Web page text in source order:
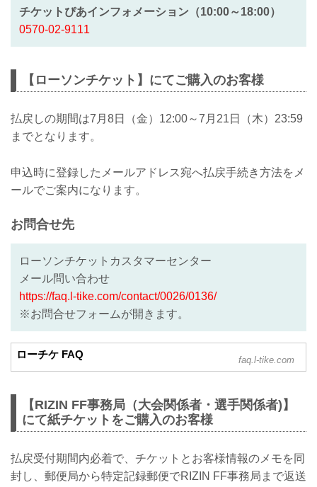
チケットぴあインフォメーション（10:00～18:00）
0570-02-9111
【ローソンチケット】にてご購入のお客様
払戻しの期間は7月8日（金）12:00～7月21日（木）23:59
までとなります。
申込時に登録したメールアドレス宛へ払戻手続き方法をメ
ールでご案内になります。
お問合せ先
ローソンチケットカスタマーセンター
メール問い合わせ
https://faq.l-tike.com/contact/0026/0136/
※お問合せフォームが開きます。
ローチケ FAQ faq.l-tike.com
【RIZIN FF事務局（大会関係者・選手関係者)】
にて紙チケットをご購入のお客様
払戻受付期間内必着で、チケットとお客様情報のメモを同
封し、郵便局から特定記録郵便でRIZIN FF事務局まで返送